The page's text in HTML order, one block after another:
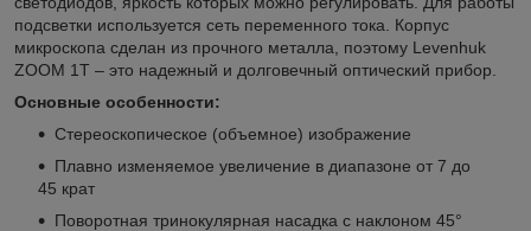
подсветки используется сеть переменного тока. Корпус
микроскопа сделан из прочного металла, поэтому Levenhuk
ZOOM 1T – это надежный и долговечный оптический прибор.
Основные особенности:
Стереоскопическое (объемное) изображение
Плавно изменяемое увеличение в диапазоне от 7 до
45 крат
Поворотная тринокулярная насадка с наклоном 45°